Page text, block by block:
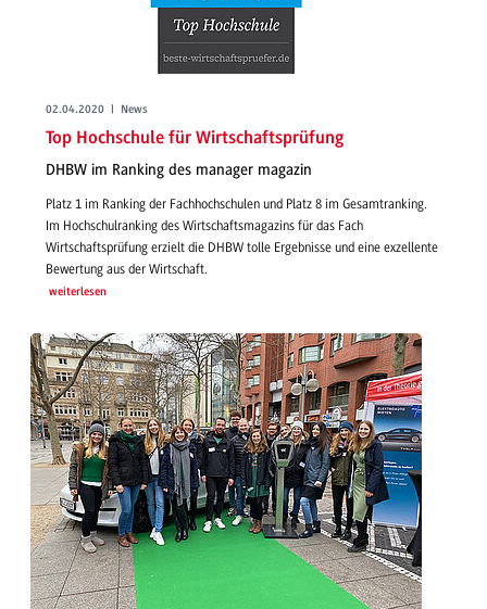
02.04.2020 | News
Top Hochschule für Wirtschaftsprüfung
DHBW im Ranking des manager magazin
Platz 1 im Ranking der Fachhochschulen und Platz 8 im Gesamtranking.
Im Hochschulranking des Wirtschaftsmagazins für das Fach
Wirtschaftsprüfung erzielt die DHBW tolle Ergebnisse und eine exzellente
Bewertung aus der Wirtschaft.
weiterlesen